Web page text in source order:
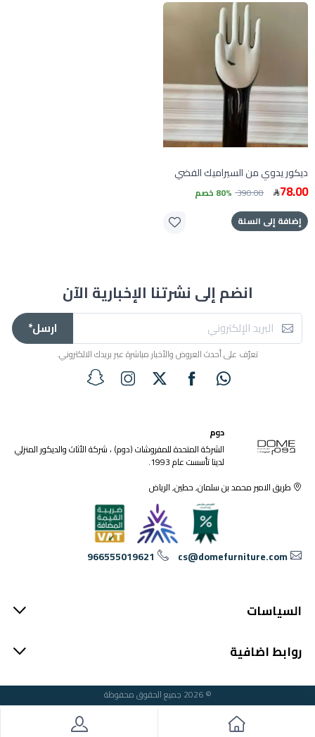
ديكور يدوي من السيراميك الفضي
78.00
390.00 80% خصم
إضافة إلى السلة
انضم إلى نشرتنا الإخبارية الآن
ارسل*
تعرّف على أحدث العروض والأخبار مباشرة عبر بريدك الالكتروني.
دوم
الشركة المتحدة للمفروشات (دوم) ، شركة الأثاث والديكور المنزلي
لدينا تأسست عام 1993.
طريق الامير محمد بن سلمان, حطين, الرياض
cs@domefurniture.com
966555019621
السياسات
روابط اضافية
© 2026 جميع الحقوق محفوظة